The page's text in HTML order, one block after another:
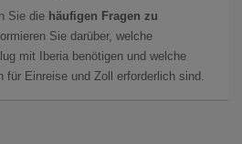
Sie die häufigen Fragen zu
Sie darüber, welche
mit Iberia benötigen und welche
Einreise und Zoll erforderlich sind.